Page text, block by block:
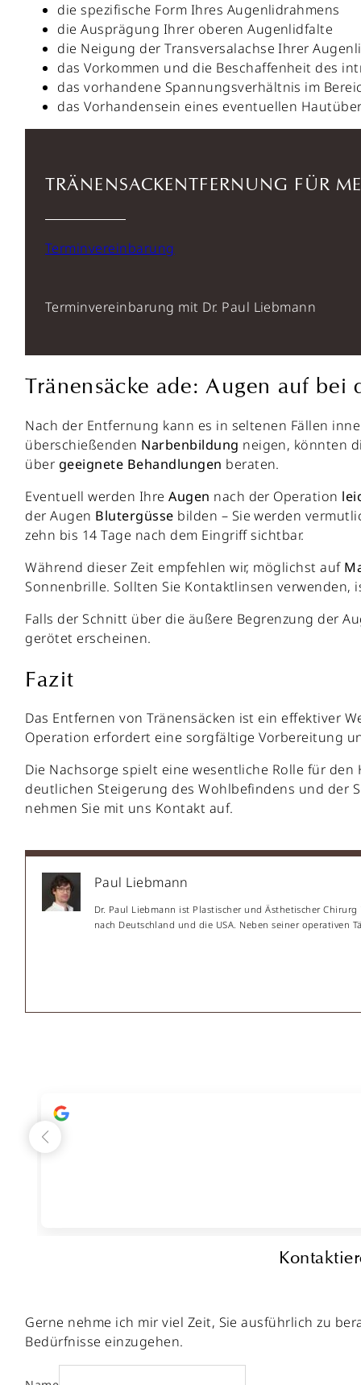
die spezifische Form Ihres Augenlidrahmens
die Ausprägung Ihrer oberen Augenlidfalte
die Neigung der Transversalachse Ihrer
das Vorkommen und die Beschaffenheit des
das vorhandene Spannungsverhältnis im
das Vorhandensein eines eventuellen
TRÄNENSACKENTFERNUNG FÜR
Terminvereinbarung
Terminvereinbarung mit Dr. Paul Liebmann
Tränensäcke ade: Augen auf bei
Nach der Entfernung kann es in seltenen Fällen
überschießenden Narbenbildung neigen, könnten
über geeignete Behandlungen beraten.
Eventuell werden IhreAugen nach der Operation
der Augen Blutergüsse bilden – Sie werden
zehn bis 14 Tage nach dem Eingriff sichtbar.
Während dieser Zeit empfehlen wir, möglichst auf
Sonnenbrille. Sollten Sie Kontaktlinsen
Falls der Schnitt über die äußere Begrenzung der
gerötet erscheinen.
Fazit
Das Entfernen von Tränensäcken ist ein effektiver
Operation erfordert eine sorgfältige Vorbereitung
Die Nachsorge spielt eine wesentliche Rolle für
deutlichen Steigerung des Wohlbefindens und der
nehmen Sie mit uns Kontakt auf.
Paul Liebmann
Dr. Paul Liebmann ist Plastischer und Ästhetischer
nach Deutschland und die USA. Neben seiner
Gerne nehme ich mir viel Zeit, Sie ausführlich zu
Bedürfnisse einzugehen.